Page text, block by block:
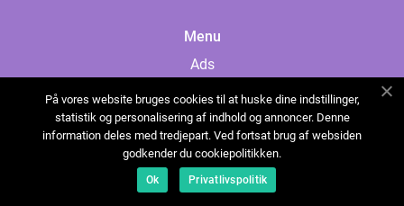
Menu
Ads
Cookies
Contact
Sitemap
På vores website bruges cookies til at huske dine indstillinger,
statistik og personalisering af indhold og annoncer. Denne
information deles med tredjepart. Ved fortsat brug af websiden
godkender du cookiepolitikken.
Ok Privatlivspolitik